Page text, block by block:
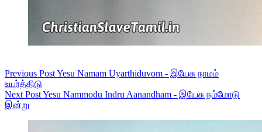
Previous PostYesu Namam Uyarthiduvom - இயேசு நாமம்
உயர்த்திடு
Next PostYesu Nammodu Indru Aanandham - இயேசு நம்மோடு
இன்று